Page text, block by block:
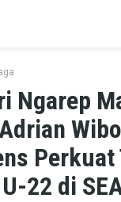
Ngarep
22 di